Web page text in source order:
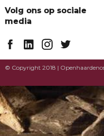
Volg ons op sociale
media
© Copyright 2018 |